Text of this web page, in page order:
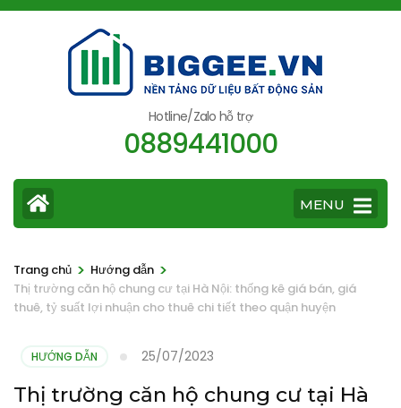
Bỏ
Enter)
Hotline/Zalo hỗ trợ
0889441000
MENU
Trang chủ > Hướng dẫn >
Thị trường căn hộ chung cư tại Hà Nội: thống kê giá bán, giá
thuê, tỷ suất lợi nhuận cho thuê chi tiết theo quận huyện
HƯỚNG DẪN 25/07/2023
Thị trường căn hộ chung cư tại Hà